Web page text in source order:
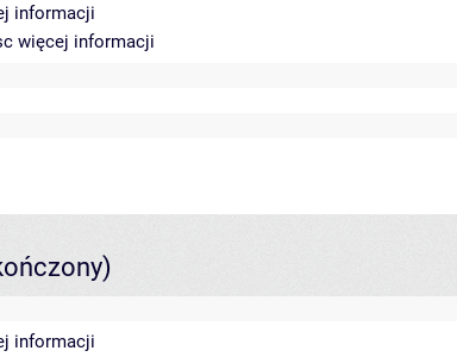
informacji
więcej informacji
informacji